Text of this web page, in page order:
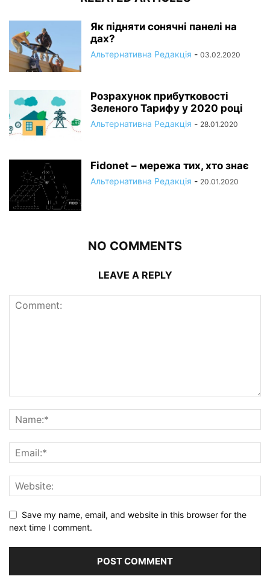
Як підняти сонячні панелі на
дах?
Альтернативна Редакція - 03.02.2020
Розрахунок прибутковості
Зеленого Тарифу у 2020 році
Альтернативна Редакція - 28.01.2020
Fidonet – мережа тих, хто знає
Альтернативна Редакція - 20.01.2020
NO COMMENTS
LEAVE A REPLY
Save my name, email, and website in this browser for the
next time I comment.